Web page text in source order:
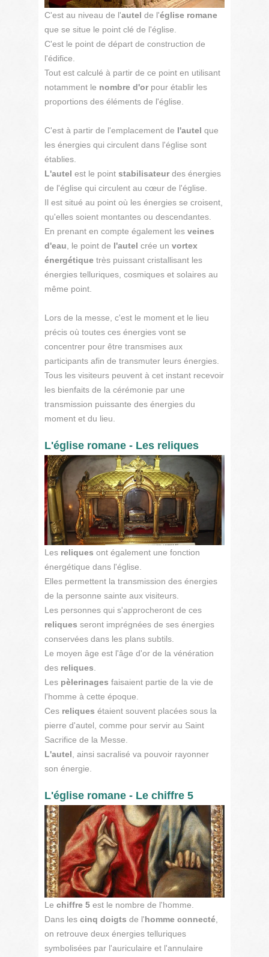
C'est au niveau de l'autel de l'église romane
que se situe le point clé de l'église.
C'est le point de départ de construction de
l'édifice.
Tout est calculé à partir de ce point en utilisant
notamment le nombre d'orpour établir les
proportions des éléments de l'église.
C'est à partir de l'emplacement de l'autel que
les énergies qui circulent dans l'église sont
établies.
L'autel est le point stabilisateurdes énergies
de l'église qui circulent au cœur de l'église.
Il est situé au point où les énergies se croisent,
qu'elles soient montantes ou descendantes.
En prenant en compte également les veines
d'eau , le point de l'autel crée un vortex
énergétique très puissant cristallisant les
énergies telluriques, cosmiques et solaires au
même point.
Lors de la messe, c'est le moment et le lieu
précis où toutes ces énergies vont se
concentrer pour être transmises aux
participants afin de transmuter leurs énergies.
Tous les visiteurs peuvent à cet instant recevoir
les bienfaits de la cérémonie par une
transmission puissante des énergies du
moment et du lieu.
L'église romane - Les reliques
Les reliques ont également une fonction
énergétique dans l'église.
Elles permettent la transmission des énergies
de la personne sainte aux visiteurs.
Les personnes qui s'approcheront de ces
reliques seront imprégnées de ses énergies
conservées dans les plans subtils.
Le moyen âge est l'âge d'or de la vénération
des reliques
Les pèlerinages faisaient partie de la vie de
l'homme à cette époque.
Ces reliques étaient souvent placées sous la
pierre d'autel, comme pour servir au Saint
Sacrifice de la Messe.
L'autel , ainsi sacralisé va pouvoir rayonner
son énergie.
L'église romane - Le chiffre 5
Le chiffre 5 est le nombre de l'homme.
Dans les cinq doigts de l'homme connecté
on retrouve deux énergies telluriques
symbolisées par l'auriculaire et l'annulaire